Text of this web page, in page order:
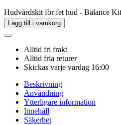
Hudvårdskit för fet hud - Balance
Lägg till i varukorg
Alltid fri frakt
Alltid fria returer
Skickas varje vardag 16:00
Beskrivning
Användning
Ytterligare information
Innehåll
Säkerhet